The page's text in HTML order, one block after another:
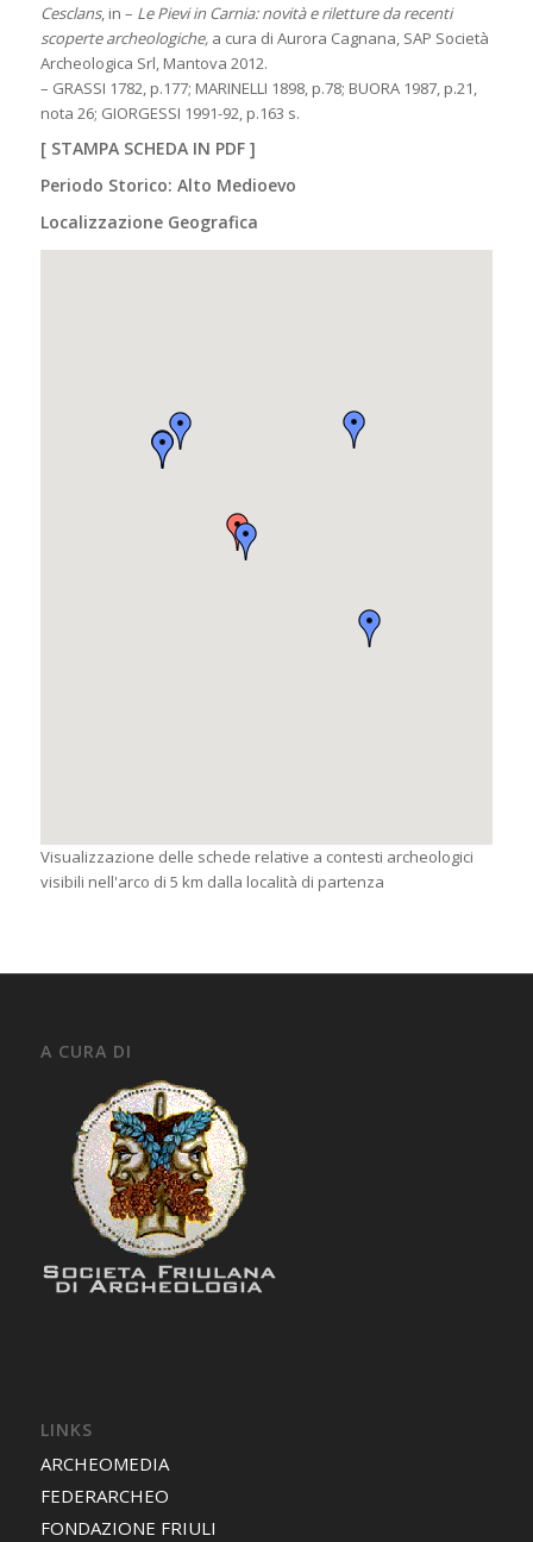
Cesclans, in – Le Pievi in Carnia: novità e riletture da recenti
scoperte archeologiche,a cura di Aurora Cagnana, SAP Società
Archeologica Srl, Mantova 2012.
– GRASSI 1782, p.177; MARINELLI 1898, p.78; BUORA 1987, p.21,
nota 26; GIORGESSI 1991-92, p.163 s.
[ STAMPA SCHEDA IN PDF]
Periodo Storico: Alto Medioevo
Localizzazione Geografica
Visualizzazione delle schede relative a contesti archeologici
visibili nell'arco di 5 km dalla località di partenza
A CURA DI
LINKS
ARCHEOMEDIA
FEDERARCHEO
FONDAZIONE FRIULI